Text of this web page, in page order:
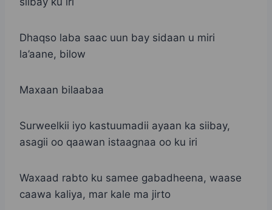
Dhaqso laba saac uun bay sidaan u miri
la’aane, bilow
Maxaan bilaabaa
Surweelkii iyo kastuumadii ayaan ka siibay,
asagii oo qaawan istaagnaa oo ku iri
Waxaad rabto ku samee gabadheena, waase
caawa kaliya, mar kale ma jirto